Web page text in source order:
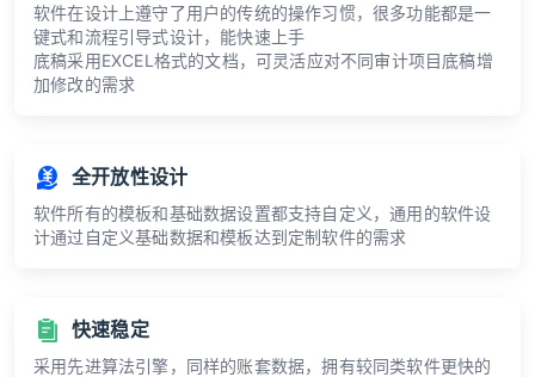
软件在设计上遵守了用户的传统的操作习惯，很多功能都是一
键式和流程引导式设计，能快速上手
底稿采用EXCEL格式的文档，可灵活应对不同审计项目底稿增
加修改的需求
全开放性设计
软件所有的模板和基础数据设置都支持自定义，通用的软件设
计通过自定义基础数据和模板达到定制软件的需求
快速稳定
采用先进算法引擎，同样的账套数据，拥有较同类软件更快的